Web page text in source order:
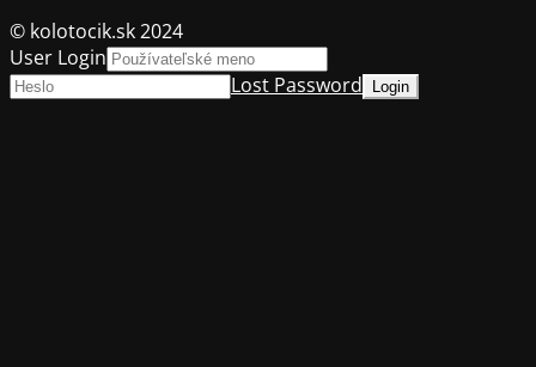
© kolotocik.sk 2024
User Login
Lost Password